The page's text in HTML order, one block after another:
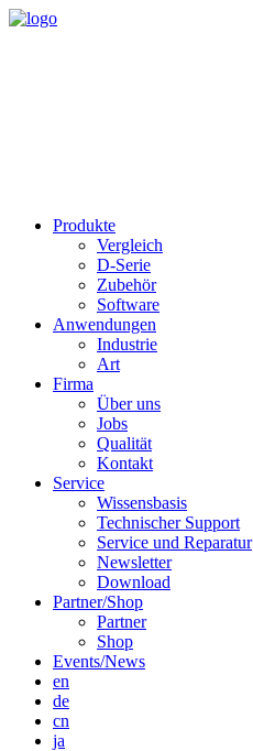
Produkte
Vergleich
D-Serie
Zubehör
Software
Anwendungen
Industrie
Art
Firma
Über uns
Jobs
Qualität
Kontakt
Service
Wissensbasis
Technischer Support
Service und Reparatur
Newsletter
Download
Partner/Shop
Partner
Shop
Events/News
en
de
cn
ja